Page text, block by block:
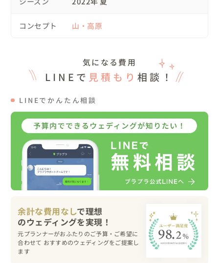
コンセプト 山・高原
気になる費用
LINEで 見積もり 相談！
LINEでかんたん相談
余計な費用なしで理想
元プランナーがおふたりのご予算・ご希望に
合わせて おすすめのウェディングをご提案し
ます